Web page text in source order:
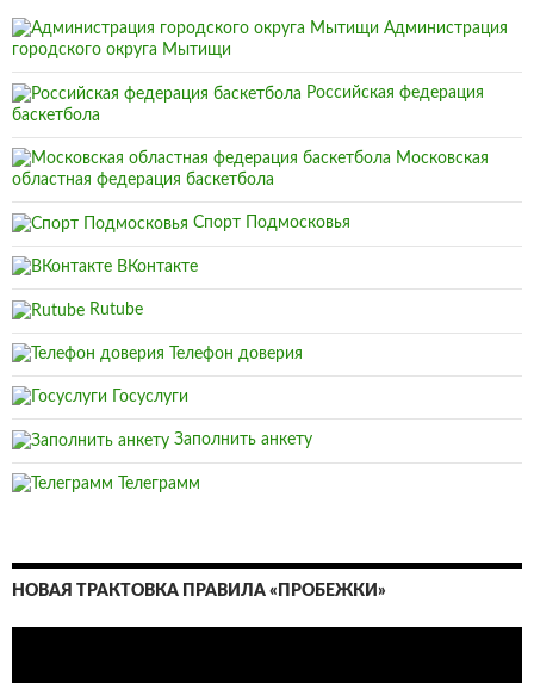
Администрация
городского округа Мытищи
Российская федерация
баскетбола
Московская
областная федерация баскетбола
Спорт Подмосковья
ВКонтакте
Rutube
Телефон доверия
Госуслуги
Заполнить анкету
Телеграмм
НОВАЯ ТРАКТОВКА ПРАВИЛА «ПРОБЕЖКИ»